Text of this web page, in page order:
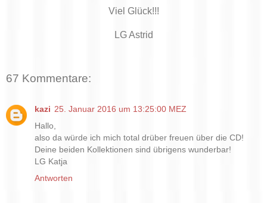
Viel Glück!!!
LG Astrid
67 Kommentare:
kazi 25. Januar 2016 um 13:25:00 MEZ
Hallo,
also da würde ich mich total drüber freuen über die CD!
Deine beiden Kollektionen sind übrigens wunderbar!
LG Katja
Antworten